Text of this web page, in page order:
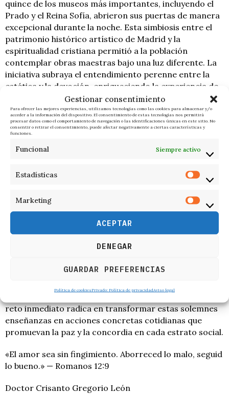
Gestionar consentimiento
Para ofrecer las mejores experiencias, utilizamos tecnologías como las cookies para almacenar y/o
acceder a la información del dispositivo. El consentimiento de estas tecnologías nos permitirá
procesar datos como el comportamiento de navegación o las identificaciones únicas en este sitio. No
consentir o retirar el consentimiento, puede afectar negativamente a ciertas características y
funciones.
Funcional Siempre activo
Estadísticas
Marketing
ACEPTAR
DENEGAR
GUARDAR PREFERENCIAS
Política de cookiesPrivado: Política de privacidadAviso legal
quince de los museos más importantes, incluyendo el
Prado y el Reina Sofía, abrieron sus puertas de manera
excepcional durante la noche. Esta simbiosis entre el
patrimonio histórico artístico de Madrid y la
espiritualidad cristiana permitió a la población
contemplar obras maestras bajo una luz diferente. La
iniciativa subraya el entendimiento perenne entre la
estética y la devoción, enriqueciendo la experiencia de
la peregrinación con una alternativa intelectual de
primer orden. Debido a esto, el observador
contemporáneo debe apreciar cómo el arte sagrado se
convierte en el puente idóneo para dialogar con las
sociedades laicas y plurales.
introspección que perdurará mucho más allá de la
sabido estar a la altura de una cita histórica,
demostrando un comportamiento civil ejemplar y un
respeto exquisito hacia la figura del Santo Padre. Los
ecos de sus discursos y las imágenes de las plazas
abarrotadas formarán parte del legado
servido para revitalizar el pulso de la Iglesia local, sino
reto inmediato radica en transformar estas solemnes
enseñanzas en acciones concretas cotidianas que
promuevan la paz y la concordia en cada estrato social.
«El amor sea sin fingimiento. Aborreced lo malo, seguid
lo bueno.» — Romanos 12:9
Doctor Crisanto Gregorio León